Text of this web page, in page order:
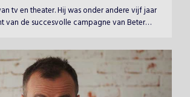
tv en theater. Hij was onder andere vijf jaar
van de succesvolle campagne van Beter